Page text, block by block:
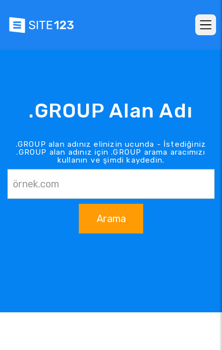
.GROUP Alan Adı
.GROUP alan adınız elinizin ucunda - İstediğiniz
.GROUP alan adınız için .GROUP arama aracımızı
kullanın ve şimdi kaydedin.
Arama